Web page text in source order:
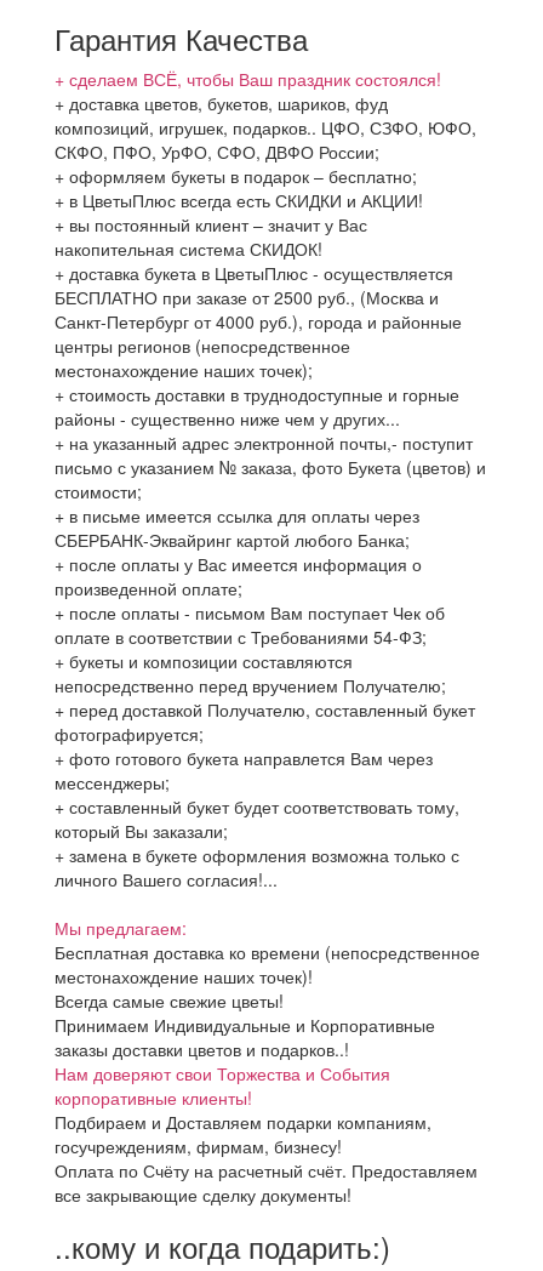
Гарантия Качества
+ сделаем ВСЁ, чтобы Ваш праздник состоялся!
+ доставка цветов, букетов, шариков, фуд
композиций, игрушек, подарков.. ЦФО, СЗФО, ЮФО,
СКФО, ПФО, УрФО, СФО, ДВФО России;
+ оформляем букеты в подарок – бесплатно;
+ в ЦветыПлюс всегда есть СКИДКИ и АКЦИИ!
+ вы постоянный клиент – значит у Вас
накопительная система СКИДОК!
+ доставка букета в ЦветыПлюс - осуществляется
БЕСПЛАТНО при заказе от 2500 руб., (Москва и
Санкт-Петербург от 4000 руб.), города и районные
центры регионов (непосредственное
местонахождение наших точек);
+ стоимость доставки в труднодоступные и горные
районы - существенно ниже чем у других...
+ на указанный адрес электронной почты,- поступит
письмо с указанием № заказа, фото Букета (цветов) и
стоимости;
+ в письме имеется ссылка для оплаты через
СБЕРБАНК-Эквайринг картой любого Банка;
+ после оплаты у Вас имеется информация о
произведенной оплате;
+ после оплаты - письмом Вам поступает Чек об
оплате в соответствии с Требованиями 54-ФЗ;
+ букеты и композиции составляются
непосредственно перед вручением Получателю;
+ перед доставкой Получателю, составленный букет
фотографируется;
+ фото готового букета направлется Вам через
мессенджеры;
+ составленный букет будет соответствовать тому,
который Вы заказали;
+ замена в букете оформления возможна только с
личного Вашего согласия!...
Мы предлагаем:
Бесплатная доставка ко времени (непосредственное
местонахождение наших точек)!
Всегда самые свежие цветы!
Принимаем Индивидуальные и Корпоративные
заказы доставки цветов и подарков..!
Нам доверяют свои Торжества и События
корпоративные клиенты!
Подбираем и Доставляем подарки компаниям,
госучреждениям, фирмам, бизнесу!
Оплата по Счёту на расчетный счёт. Предоставляем
все закрывающие сделку документы!
..кому и когда подарить:)